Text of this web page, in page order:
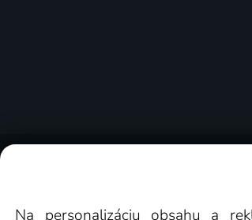
Na personalizáciu obsahu a